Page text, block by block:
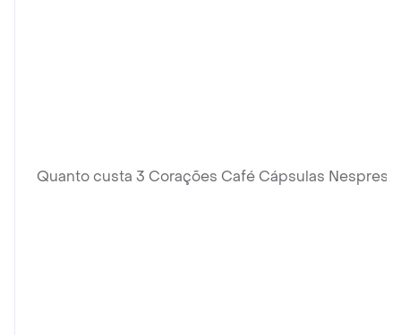
Quanto custa 3 Corações Café Cápsulas